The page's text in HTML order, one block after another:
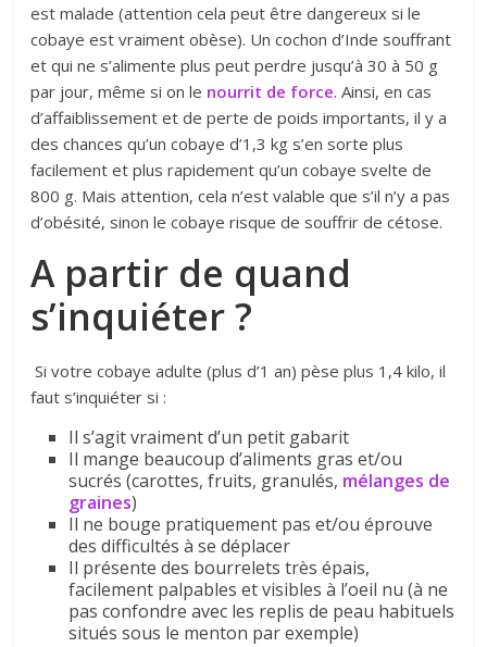
est malade (attention cela peut être dangereux si le
cobaye est vraiment obèse). Un cochon d’Inde souffrant
et qui ne s’alimente plus peut perdre jusqu’à 30 à 50 g
par jour, même si on le nourrit de force. Ainsi, en cas
d’affaiblissement et de perte de poids importants, il y a
des chances qu’un cobaye d’1,3 kg s’en sorte plus
facilement et plus rapidement qu’un cobaye svelte de
800 g. Mais attention, cela n’est valable que s’il n’y a pas
d’obésité, sinon le cobaye risque de souffrir de cétose.
A partir de quand
s’inquiéter ?
Si votre cobaye adulte (plus d’1 an) pèse plus 1,4 kilo, il
faut s’inquiéter si :
Il s’agit vraiment d’un petit gabarit
Il mange beaucoup d’aliments gras et/ou
sucrés (carottes, fruits, granulés, mélanges de
graines)
Il ne bouge pratiquement pas et/ou éprouve
des difficultés à se déplacer
Il présente des bourrelets très épais,
facilement palpables et visibles à l’oeil nu (à ne
pas confondre avec les replis de peau habituels
situés sous le menton par exemple)